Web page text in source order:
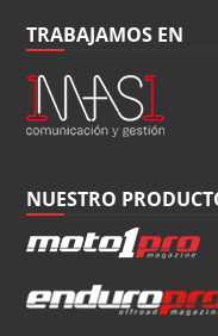
TRABAJAMOS EN
NUESTRO